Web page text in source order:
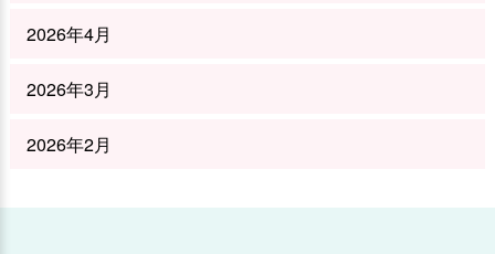
2026年4月
2026年3月
2026年2月